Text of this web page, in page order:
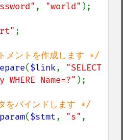
, "world" );
;
($link, "SELECT
Name=?" );
($stmt, "s"